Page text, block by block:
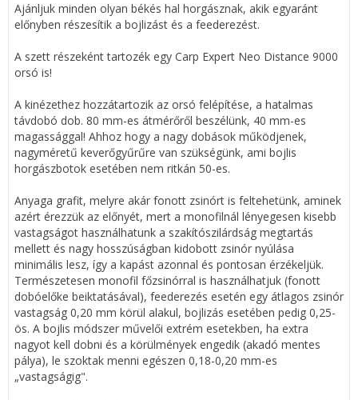
Ajánljuk minden olyan békés hal horgásznak, akik egyaránt
előnyben részesítik a bojlizást és a feederezést.
A szett részeként tartozék egy Carp Expert Neo Distance 9000
orsó is!
A kinézethez hozzátartozik az orsó felépítése, a hatalmas
távdobó dob. 80 mm-es átmérőről beszélünk, 40 mm-es
magassággal! Ahhoz hogy a nagy dobások működjenek,
nagyméretű keverőgyűrűre van szükségünk, ami bojlis
horgászbotok esetében nem ritkán 50-es.
Anyaga grafit, melyre akár fonott zsinórt is feltehetünk, aminek
azért érezzük az előnyét, mert a monofilnál lényegesen kisebb
vastagságot használhatunk a szakítószilárdság megtartás
mellett és nagy hosszúságban kidobott zsinór nyúlása
minimális lesz, így a kapást azonnal és pontosan érzékeljük.
Természetesen monofil főzsinórral is használhatjuk (fonott
dobóelőke beiktatásával), feederezés esetén egy átlagos zsinór
vastagság 0,20 mm körül alakul, bojlizás esetében pedig 0,25-
ös. A bojlis módszer művelői extrém esetekben, ha extra
nagyot kell dobni és a körülmények engedik (akadó mentes
pálya), le szoktak menni egészen 0,18-0,20 mm-es
„vastagságig".